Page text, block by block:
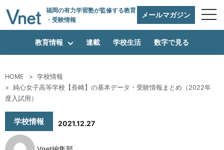
福岡の有力学習塾が監修する教育
・受験情報
メールマガジン
編集方針
vnetアライアンス企業
教育情報 連載 学校生活 数字で見る
HOME
学校情報
純心女子高等学校【長崎】の基本データ・受験情報まとめ（2022年
度入試用）
学校情報 2021.12.27